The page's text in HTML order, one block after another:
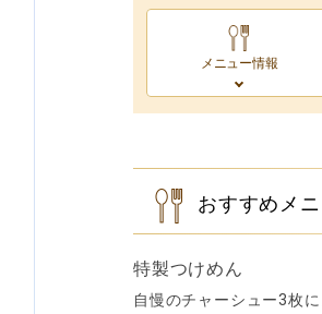
メニュー情報
おすすめメ
特製つけめん
自慢のチャーシュー3枚